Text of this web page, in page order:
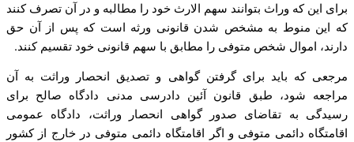
برای این­ که وراث بتوانند سهم الارث خود را مطالبه و در آن تصرف کنند
که این منوط به مشخص شدن قانونی ورثه است که پس از آن حق
دارند، اموال شخص متوفی را مطابق با سهم قانونی خود تقسیم کنند.
مرجعی که باید برای گرفتن گواهی و تصدیق انحصار وراثت به آن
مراجعه شود، طبق قانون آئین دادرسی مدنی دادگاه صالح برای
رسیدگی به تقاضای صدور گواهی انحصار وراثت، دادگاه عمومی
اقامتگاه دائمی متوفی و اگر اقامتگاه دائمی متوفی در خارج از کشور